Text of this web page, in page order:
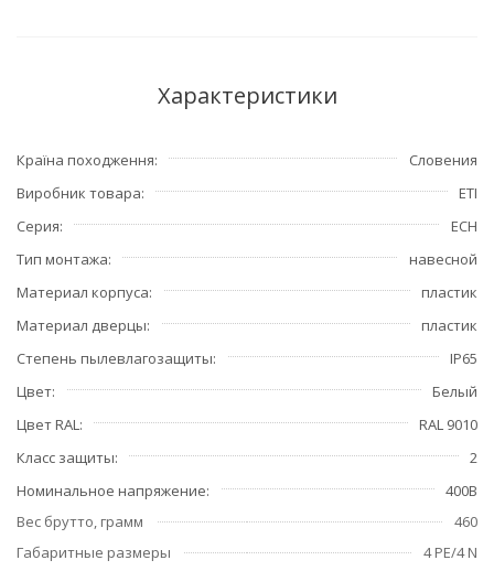
Характеристики
Країна походження
Словения
Виробник товара
ETI
Серия
ECH
Тип монтажа
навесной
Материал корпуса
пластик
Материал дверцы
пластик
Степень пылевлагозащиты
IP65
Цвет
Белый
Цвет RAL
RAL 9010
Класс защиты
2
Номинальное напряжение
400В
Вес брутто, грамм
460
Габаритные размеры
4 PE/4 N